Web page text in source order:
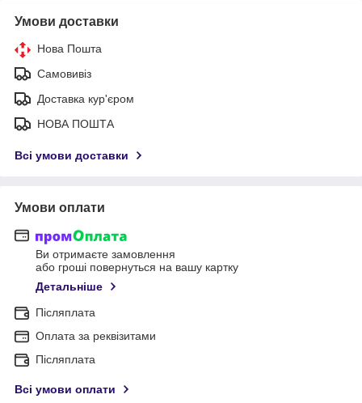
Умови доставки
Нова Пошта
Самовивіз
Доставка кур'єром
НОВА ПОШТА
Всі умови доставки
Умови оплати
Ви отримаєте замовлення
або гроші повернуться на вашу картку
Детальніше
Післяплата
Оплата за реквізитами
Післяплата
Всі умови оплати